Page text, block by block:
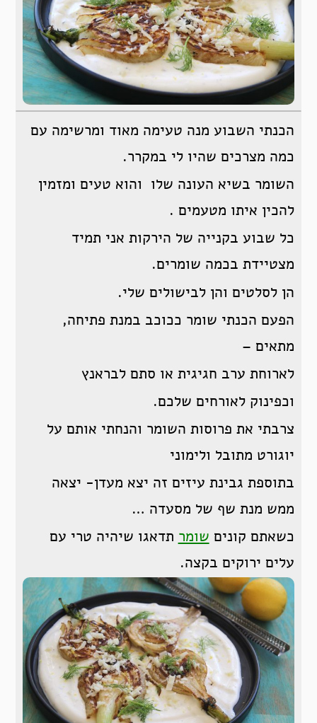
הכנתי השבוע מנה טעימה מאוד ומרשימה עם
כמה מצרכים שהיו לי במקרר.
השומר בשיא העונה שלו והוא טעים ומזמין
להכין איתו מטעמים .
כל שבוע בקנייה של הירקות אני תמיד
מצטיידת בכמה שומרים.
הן לסלטים והן לבישולים שלי.
הפעם הכנתי שומר ככוכב במנת פתיחה,
מתאים –
לארוחת ערב חגיגית או סתם לבראנץ
וכפינוק לאורחים שלכם.
צרבתי את פרוסות השומר והנחתי אותם על
יוגורט מתובל ולימוני
בתוספת גבינת עיזים זה יצא מעדן- יצאה
ממש מנת שף של מסעדה …
כשאתם קונים שומר תדאגו שיהיה טרי עם
עלים ירוקים בקצה.